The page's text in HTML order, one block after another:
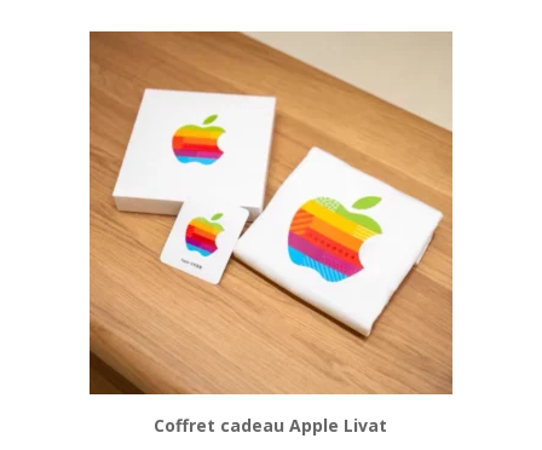
Coffret cadeau Apple Livat